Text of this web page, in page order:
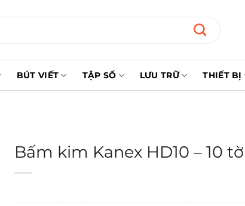
BÚT VIẾT TẬP SỔ LƯU TRỮ THIẾT BỊ
Bấm kim Kanex HD10 – 10 tờ